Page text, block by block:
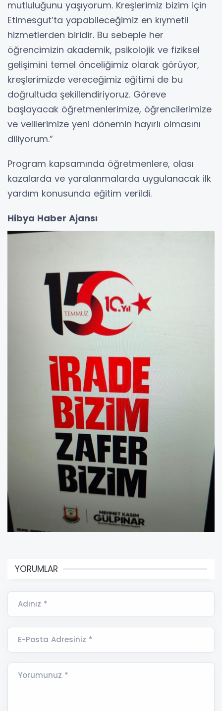
mutluluğunu yaşıyorum. Kreşlerimiz bizim için
Etimesgut’ta yapabileceğimiz en kıymetli
hizmetlerden biridir. Bu sebeple her
öğrencimizin akademik, psikolojik ve fiziksel
gelişimini temel önceliğimiz olarak görüyor,
kreşlerimizde vereceğimiz eğitimi de bu
doğrultuda şekillendiriyoruz. Göreve
başlayacak öğretmenlerimize, öğrencilerimize
ve velilerimize yeni dönemin hayırlı olmasını
diliyorum.”
Program kapsamında öğretmenlere, olası
kazalarda ve yaralanmalarda uygulanacak ilk
yardım konusunda eğitim verildi.
Hibya Haber Ajansı
YORUMLAR
Adınız *
E-Posta Adresiniz *
Yorumunuz *